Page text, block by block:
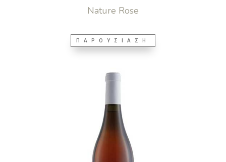
Nature Rose
ΠΑΡΟΥΣΙΑΣΗ